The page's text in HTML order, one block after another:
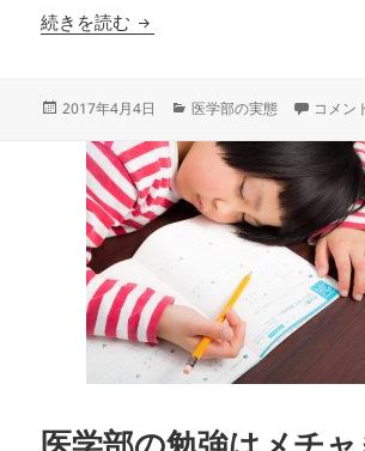
続きを読む 医学部は何年制なの？
投
2017年4月4日
カ
ゴ
ー
医学部の実態 医学部
コメン